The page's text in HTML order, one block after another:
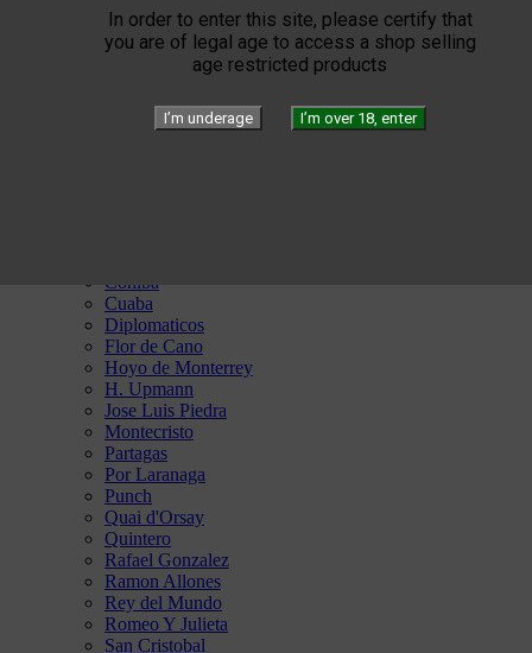
In order to enter this site, please certify that
you are of legal age to access a shop selling
age restricted products
I’m underage I’m over 18, enter
Arturo Fuente
YELLOW SEPTIMO
Gérard
Limited Blend
Private Blend
Cohiba
Cuaba
Diplomaticos
Flor de Cano
Hoyo de Monterrey
H. Upmann
Jose Luis Piedra
Montecristo
Partagas
Por Laranaga
Punch
Quai d'Orsay
Quintero
Rafael Gonzalez
Ramon Allones
Rey del Mundo
Romeo Y Julieta
San Cristobal